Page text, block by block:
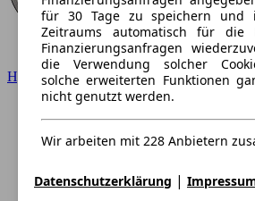
Hyundai
für 30 Tage zu speichern und
Zeitraums automatisch für die
Finanzierungsanfragen
die Verwendung solcher
solche erweiterten Funktionen
nicht genutzt werden.
Wir arbeiten mit 228 Anbietern
Datenschutzerklärung |